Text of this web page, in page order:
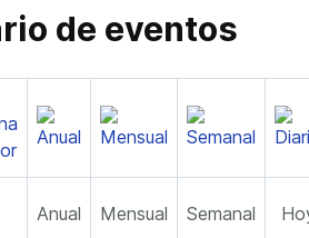
de eventos
Anual Mensual Semanal